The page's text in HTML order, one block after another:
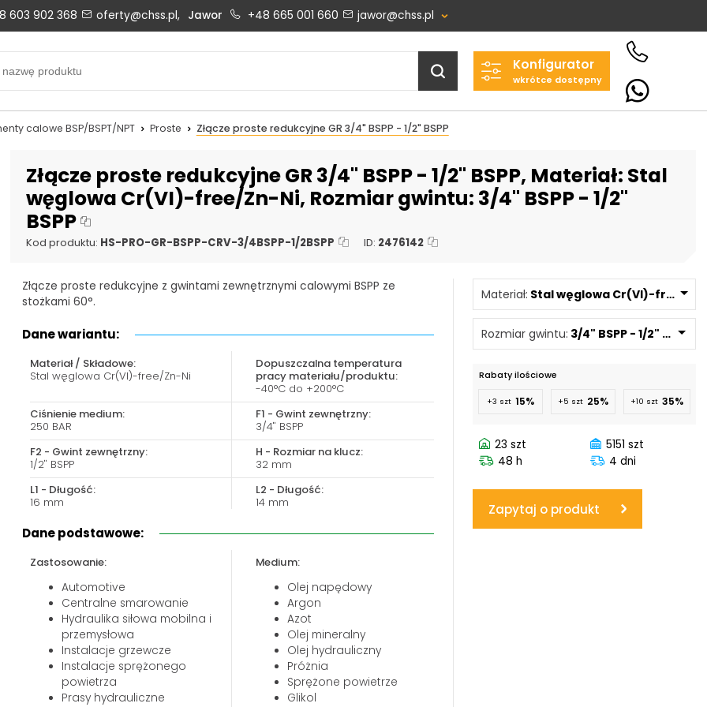
Biuro obsługi klienta:
+48 603 902 368
+48 603 902 368
Uszczelnienia techniczne:
+48 669 834 274
+48 731 349 406
Biuro obsługi klienta:
+48 535 424 483
+48 665 001 660
PN-PT: 7:00 - 16:00
Magazyn 24H:
+48 665 001 770
Projektowanie i budowa
układów:
POWER HYDRAULICS
SOLUTIONS
58-100 Świdnica, ul. Bystrzycka 17,
POLSKA
NIP: PL 884 282 31 43
Projekty:
+48 732 527 128
info@powerhydraulics.eu
Engineering for motion
603 902 368 oferty@chss.pl, Jawor +48 665 001 660 jawor@chss.pl
Konfigurator
wkrótce dostępny
calowe BSP/BSPT/NPT Proste Złącze proste redukcyjne GR 3/4" BSPP - 1/2" BSPP
Złącze proste redukcyjne GR 3/4" BSPP - 1/2" BSPP, Materiał: Stal
węglowa Cr(VI)-free/Zn-Ni, Rozmiar gwintu: 3/4" BSPP - 1/2"
BSPP
Kod produktu: HS-PRO-GR-BSPP-CRV-3/4BSPP-1/2BSPP ID: 2476142
Złącze proste redukcyjne z gwintami zewnętrznymi calowymi BSPP ze
stożkami 60°.
Dane wariantu:
Materiał / Składowe:
Stal węglowa Cr(VI)-free/Zn-Ni
Dopuszczalna temperatura
pracy materiału/produktu:
-40°C do +200°C
Ciśnienie medium:
250 BAR
F1 - Gwint zewnętrzny:
3/4" BSPP
F2 - Gwint zewnętrzny:
1/2" BSPP
H - Rozmiar na klucz:
32 mm
L1 - Długość:
16 mm
L2 - Długość:
14 mm
L - Długość:
40 mm
Dane podstawowe:
Zastosowanie:
Automotive
Centralne smarowanie
Hydraulika siłowa mobilna i
przemysłowa
Instalacje grzewcze
Instalacje sprężonego
powietrza
Prasy hydrauliczne
Medium:
Olej napędowy
Argon
Azot
Olej mineralny
Olej hydrauliczny
Próżnia
Sprężone powietrze
Glikol
Materiał: Stal węglowa Cr(VI)-free/
Rozmiar gwintu: 3/4" BSPP - 1/2" BSPP
Rabaty ilościowe
+3 szt 15% +5 szt 25% +10 szt 35%
23 szt
48 h
5151 szt
4 dni
Zapytaj o produkt